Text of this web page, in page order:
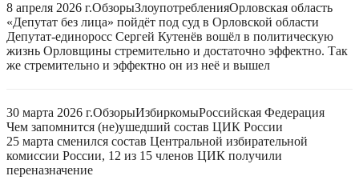
8 апреля 2026 г.ОбзорыЗлоупотребленияОрловская область
«Депутат без лица» пойдёт под суд в Орловской области
Депутат-единоросс Сергей Кутенёв вошёл в политическую
жизнь Орловщины стремительно и достаточно эффектно. Так
же стремительно и эффектно он из неё и вышел
30 марта 2026 г.ОбзорыИзбиркомыРоссийская Федерация
Чем запомнится (не)ушедший состав ЦИК России
25 марта сменился состав Центральной избирательной
комиссии России, 12 из 15 членов ЦИК получили
переназначение